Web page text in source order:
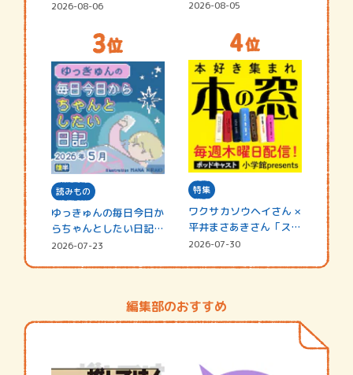
2026-08-06 2026-08-05
読みもの
ゆっきゅんの毎日今日か
らちゃんとしたい日記
☆202…
2026-07-23
特集
ワクサカソウヘイさん ×
平井まさあきさん「スペ
シャ…
2026-07-30
編集部のおすすめ